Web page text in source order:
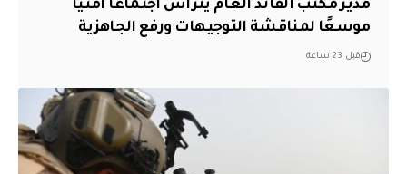
مدير مكتب القائد العام يترأس اجتماعًا أمنيًا
موسعًا لمناقشة التوجيهات ورفع الجاهزية
قبل 23 ساعة